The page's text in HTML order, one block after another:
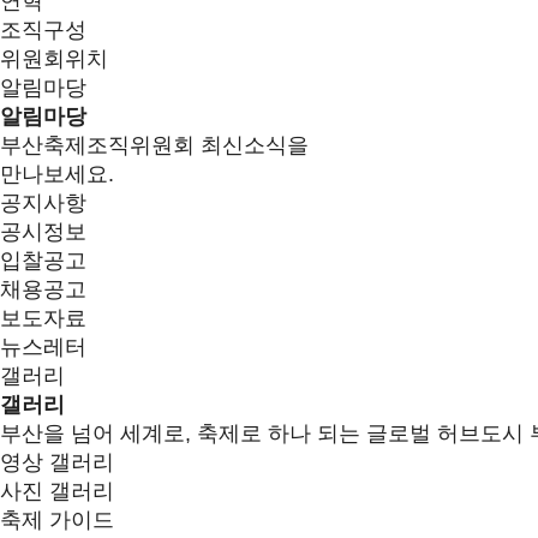
조직구성
위원회위치
알림마당
알림마당
부산축제조직위원회 최신소식을
만나보세요.
공지사항
공시정보
입찰공고
채용공고
보도자료
뉴스레터
갤러리
갤러리
부산을 넘어 세계로, 축제로 하나 되는 글로벌 허브도시
영상 갤러리
사진 갤러리
축제 가이드